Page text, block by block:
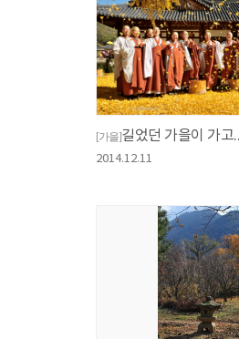
[가을]길었던 가을이 가고
2014.12.11